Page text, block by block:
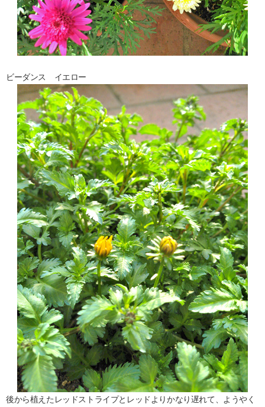
ビーダンス イエロー
後から植えたレッドストライプとレッドよりかなり遅れて、ようやく